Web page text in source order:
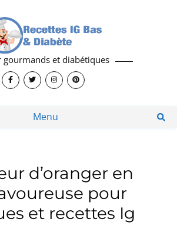
gourmands et diabétiques
Menu
d’oranger en
pour
et recettes Ig